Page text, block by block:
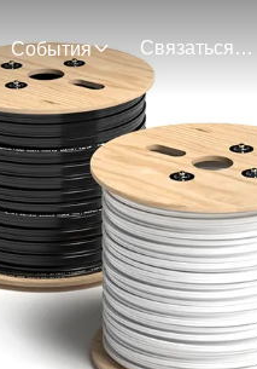
События Связаться С Нами